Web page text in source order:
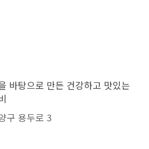
바탕으로 만든 건강하고 맛있는
구 용두로 3